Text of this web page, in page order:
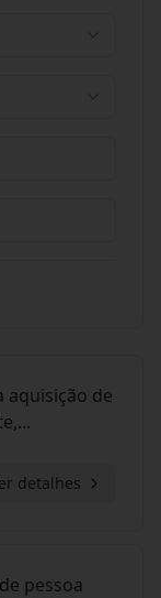
aquisição de
...
detalhes
pessoa